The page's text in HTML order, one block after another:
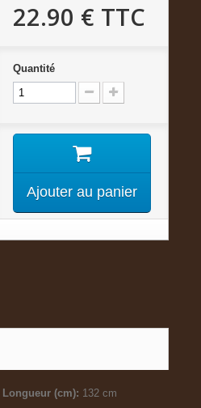
22.90 € TTC
Quantité
Ajouter au panier
Longueur (cm): 132 cm